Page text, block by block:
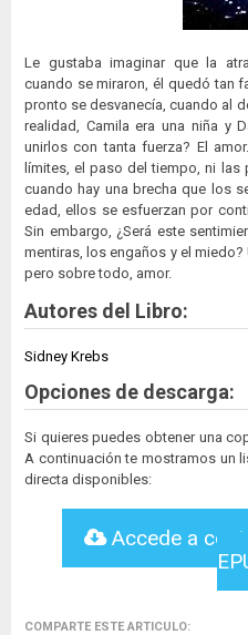
Le gustaba imaginar que la
cuando se miraron, él quedó tan
pronto se desvanecía, cuando al
realidad, Camila era una niña y
unirlos con tanta fuerza? El
límites, el paso del tiempo, ni las
cuando hay una brecha que los
edad, ellos se esfuerzan por
Sin embargo, ¿Será este
mentiras, los engaños y el miedo?
pero sobre todo, amor.
Autores del Libro:
Sidney Krebs
Opciones de descarga:
Si quieres puedes obtener una
A continuación te mostramos un
directa disponibles:
Accede a
COMPARTE ESTE ARTICULO: